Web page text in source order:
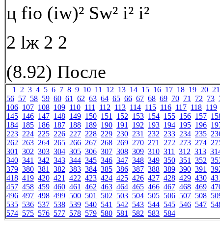
ц fiо (iw)² Sw² i² i²
2 lж 2 2
(8.92) После
1 2 3 4 5 6 7 8 9 10 11 12 13 14 15 16 17 18 19 20 21
56 57 58 59 60 61 62 63 64 65 66 67 68 69 70 71 72 73
106 107 108 109 110 111 112 113 114 115 116 117 118 119
145 146 147 148 149 150 151 152 153 154 155 156 157
184 185 186 187 188 189 190 191 192 193 194 195 196
223 224 225 226 227 228 229 230 231 232 233 234 235
262 263 264 265 266 267 268 269 270 271 272 273 274
301 302 303 304 305 306 307 308 309 310 311 312 313
340 341 342 343 344 345 346 347 348 349 350 351 352
379 380 381 382 383 384 385 386 387 388 389 390 391
418 419 420 421 422 423 424 425 426 427 428 429 430
457 458 459 460 461 462 463 464 465 466 467 468 469
496 497 498 499 500 501 502 503 504 505 506 507 508
535 536 537 538 539 540 541 542 543 544 545 546 547
574 575 576 577 578 579 580 581 582 583 584